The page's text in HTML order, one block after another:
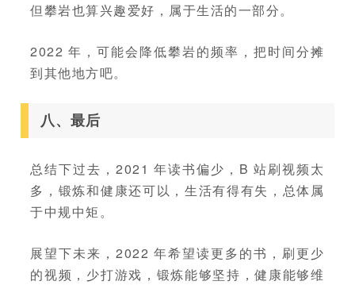
但攀岩也算兴趣爱好，属于生活的一部分。
2022 年，可能会降低攀岩的频率，把时间分摊
到其他地方吧。
八、最后
总结下过去，2021 年读书偏少，B 站刷视频太
多，锻炼和健康还可以，生活有得有失，总体属
于中规中矩。
展望下未来，2022 年希望读更多的书，刷更少
的视频，少打游戏，锻炼能够坚持，健康能够维